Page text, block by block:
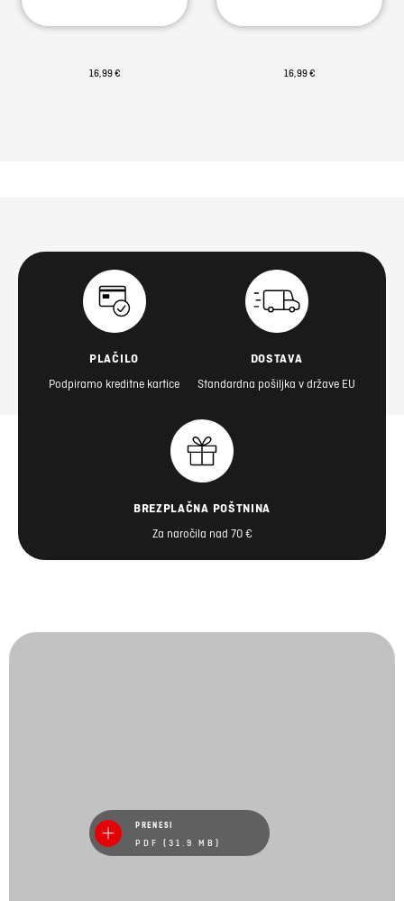
16,99 € 16,99 €
PLAČILO
Podpiramo kreditne kartice
DOSTAVA
Standardna pošiljka v države EU
BREZPLAČNA POŠTNINA
Za naročila nad 70 €
PRENESI
PDF (31.9 MB)